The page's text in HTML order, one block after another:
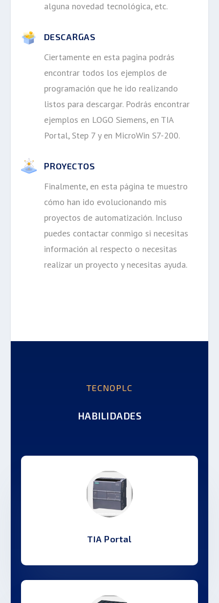
alguna novedad tecnológica, etc.
DESCARGAS
Ciertamente en esta pagina podrás
encontrar todos los ejemplos de
programación que he ido realizando
listos para descargar. Podrás encontrar
ejemplos en LOGO Siemens, en TIA
Portal, Step 7 y en MicroWin S7-200.
PROYECTOS
Finalmente, en esta página te muestro
cómo han ido evolucionando mis
proyectos de automatización. Incluso
puedes contactar conmigo si necesitas
información al respecto o necesitas
realizar un proyecto y necesitas ayuda.
TECNOPLC
HABILIDADES
TIA Portal